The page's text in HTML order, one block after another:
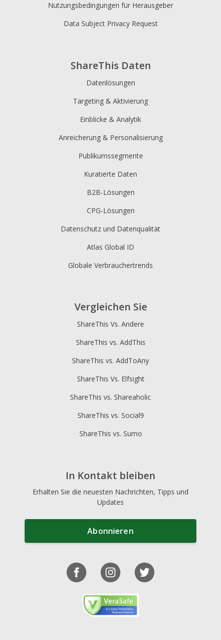
ShareThis Daten
Datenlösungen
Targeting & Aktivierung
Einblicke & Analytik
Anreicherung & Personalisierung
Publikumssegmente
Kuratierte Daten
B2B-Lösungen
CPG-Lösungen
Datenschutz und Datenqualität
Atlas Global ID
Globale Verbrauchertrends
Nutzungsbedingungen für Herausgeber
Data Subject Privacy Request
Vergleichen Sie
ShareThis Vs. Andere
ShareThis vs. AddThis
ShareThis vs. AddToAny
ShareThis Vs. Elfsight
ShareThis vs. Shareaholic
ShareThis vs. Social9
ShareThis vs. Sumo
In Kontakt bleiben
Erhalten Sie die neuesten Nachrichten, Tipps und
Updates
Abonnieren